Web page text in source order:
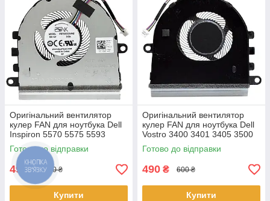
Оригінальний вентилятор
кулер FAN для ноутбука Dell
Inspiron 5570 5575 5593
3583 3584 3585 3593 3501
3502 3505 07MCD0 v.1
Готово до відправки
490₴ 600 ₴
Купити
Оригінальний вентилятор
кулер FAN для ноутбука Dell
Vostro 3400 3401 3405 3500
3501 (після 2020 року)
07MCD0 v.1
Готово до відправки
490 ₴ 600 ₴
Купити